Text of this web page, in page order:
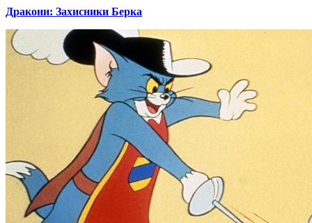
Дракони: Захисники Берка